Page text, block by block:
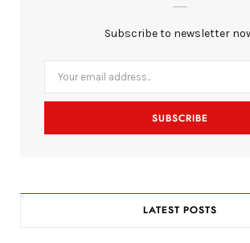
k
a
Subscribe to newsletter
LATEST POSTS